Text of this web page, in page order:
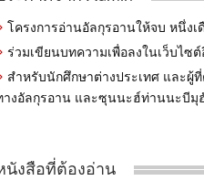
โครงการอ่านอัลกุรอานให้จบ หนึ่ง
ร่วมเขียนบทความเพื่อลงในเว็บไซ
สำหรับนักศึกษาต่างประเทศ และผู้
างอัลกุรอาน และซุนนะฮ์ท่านนะบี
นังสือที่ต้องอ่าน